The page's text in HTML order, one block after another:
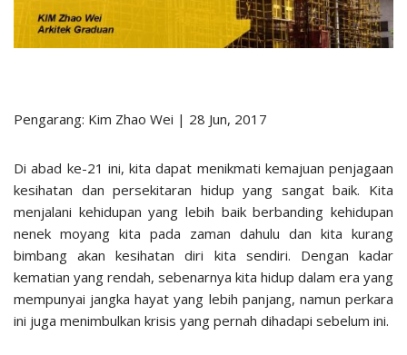
Pengarang: Kim Zhao Wei | 28 Jun, 2017
Di abad ke-21 ini, kita dapat menikmati kemajuan penjagaan
kesihatan dan persekitaran hidup yang sangat baik. Kita
menjalani kehidupan yang lebih baik berbanding kehidupan
nenek moyang kita pada zaman dahulu dan kita kurang
bimbang akan kesihatan diri kita sendiri. Dengan kadar
kematian yang rendah, sebenarnya kita hidup dalam era yang
mempunyai jangka hayat yang lebih panjang, namun perkara
ini juga menimbulkan krisis yang pernah dihadapi sebelum ini.